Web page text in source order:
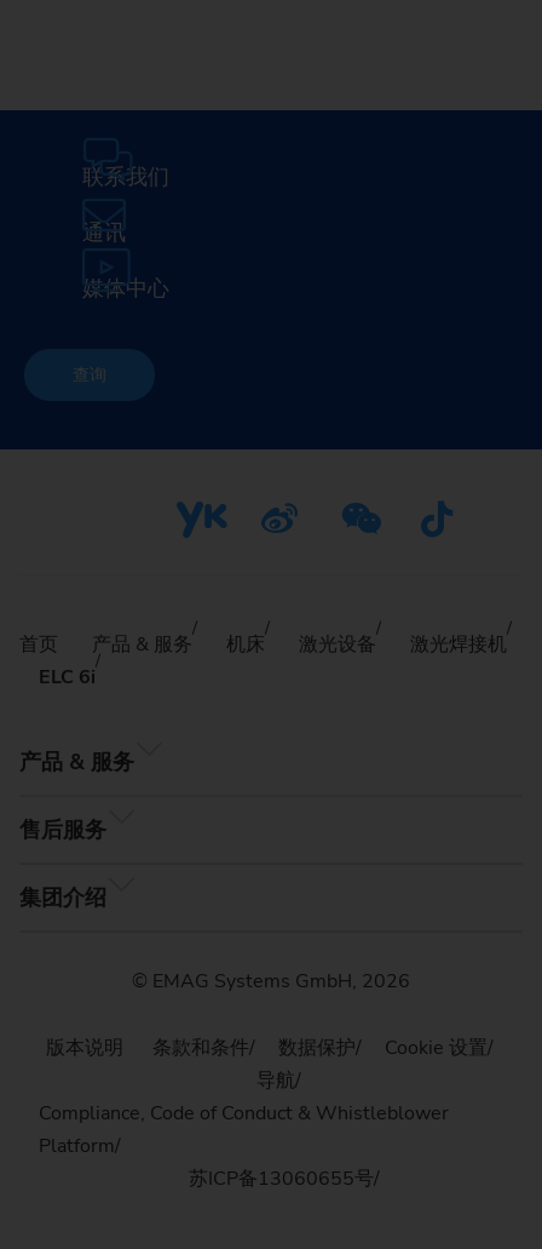
联系我们
通讯
媒体中心
查询
首页 产品 & 服务 机床 激光设备
激光焊接机
ELC 6i
产品 & 服务
售后服务
集团介绍
© EMAG Systems GmbH, 2026
版本说明 条款和条件 数据保护
Cookie 设置
导航
Compliance, Code of Conduct & Whistleblower
Platform
苏ICP备13060655号